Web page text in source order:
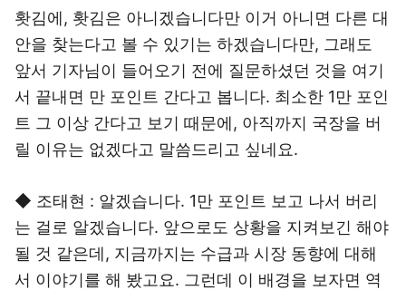
홧김에, 홧김은 아니겠습니다만 이거 아니면 다른 대
안을 찾는다고 볼 수 있기는 하겠습니다만, 그래도
앞서 기자님이 들어오기 전에 질문하셨던 것을 여기
서 끝내면 만 포인트 간다고 봅니다. 최소한 1만 포인
트 그 이상 간다고 보기 때문에, 아직까지 국장을 버
릴 이유는 없겠다고 말씀드리고 싶네요.
◆ 조태현 : 알겠습니다. 1만 포인트 보고 나서 버리
는 걸로 알겠습니다. 앞으로도 상황을 지켜보긴 해야
될 것 같은데, 지금까지는 수급과 시장 동향에 대해
서 이야기를 해 봤고요. 그런데 이 배경을 보자면 역